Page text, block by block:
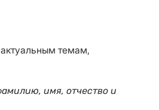
темам,
имя, отчество и